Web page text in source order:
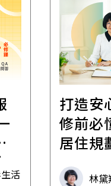
活
打造安
修前必
居住規
林黛